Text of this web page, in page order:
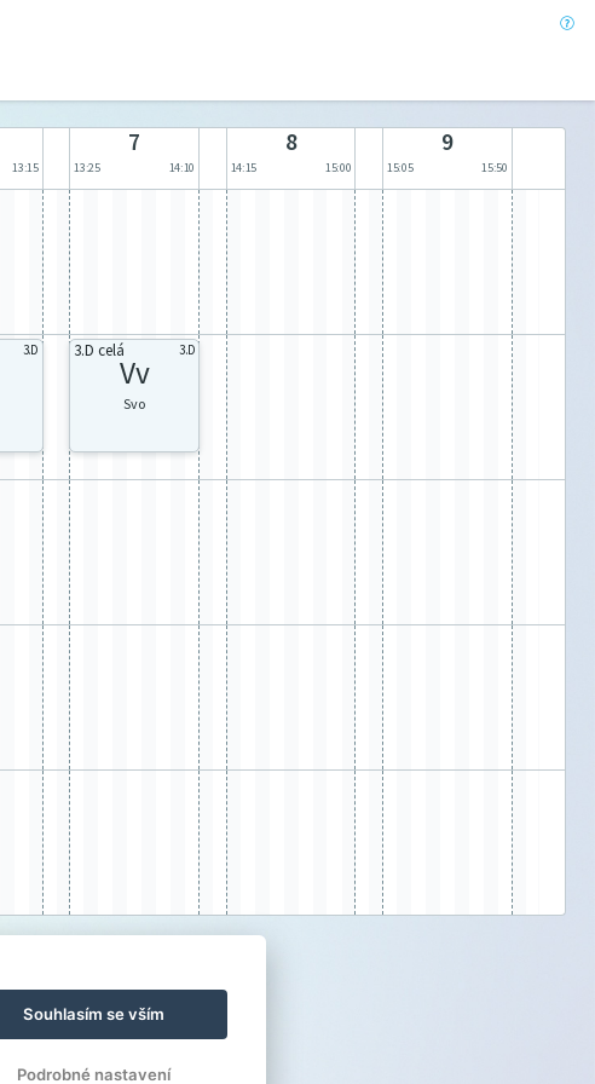
13:15
7
13:25 14:10
8
14:15 15:00
9
15:05 15:50
3.D 3.D celá 3.D
Vv
Svo
Souhlasím se vším
Podrobné nastavení